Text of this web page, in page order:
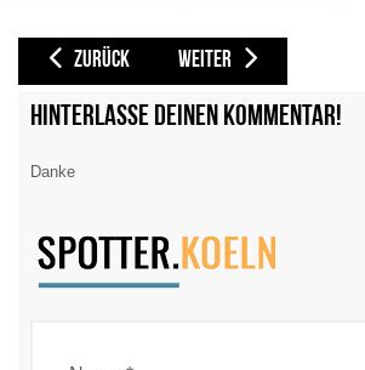
VORHERIGER BEITRAG: VULKAN AIR [VKA / ]
ZURÜCK NÄCHSTER BEITRAG:
WEITER
Hinterlasse deinen Kommentar!
Danke